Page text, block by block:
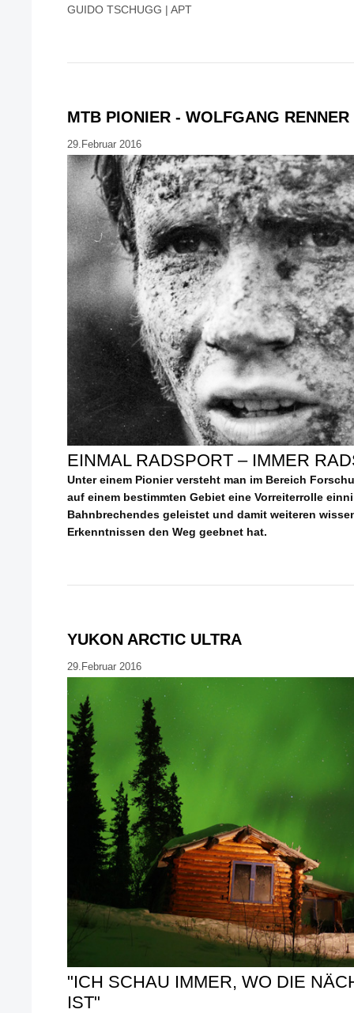
GUIDO TSCHUGG | APT
MTB PIONIER - WOLFGANG RENNER
29.Februar 2016
EINMAL RADSPORT – IMMER
Unter einem Pionier versteht man im Bereich
auf einem bestimmten Gebiet eine Vorreiterrolle
Bahnbrechendes geleistet und damit weiteren
Erkenntnissen den Weg geebnet hat.
YUKON ARCTIC ULTRA
29.Februar 2016
"ICH SCHAU IMMER, WO DIE
IST"